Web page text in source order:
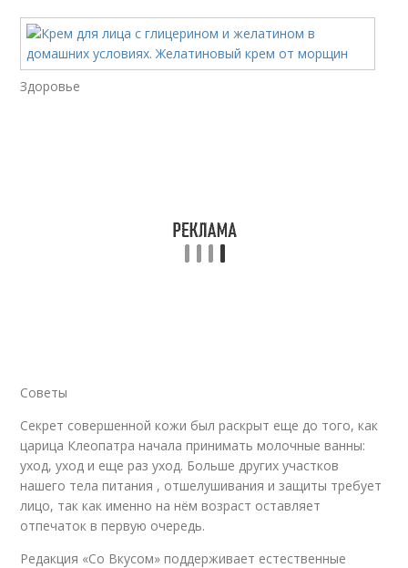
Здоровье
Советы
Секрет совершенной кожи был раскрыт еще до того, как
царица Клеопатра начала принимать молочные ванны:
уход, уход и еще раз уход. Больше других участков
нашего тела питания , отшелушивания и защиты требует
лицо, так как именно на нём возраст оставляет
отпечаток в первую очередь.
Редакция «Со Вкусом» поддерживает естественные